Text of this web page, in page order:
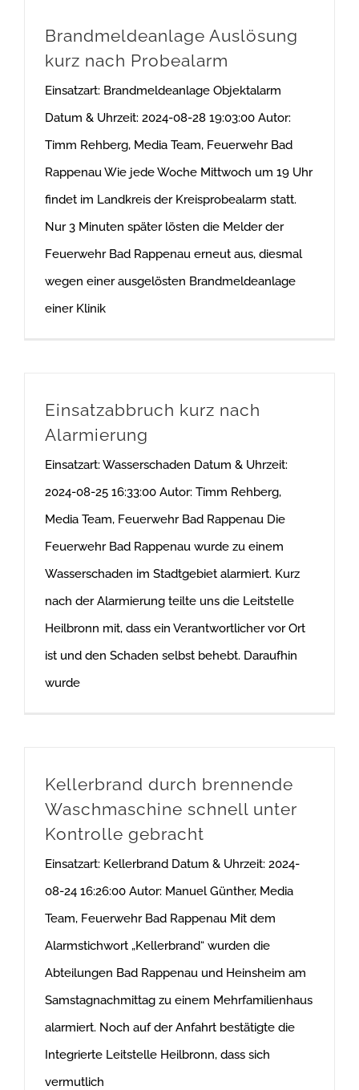
Brandmeldeanlage Auslösung
kurz nach Probealarm
Einsatzart: Brandmeldeanlage Objektalarm
Datum & Uhrzeit: 2024-08-28 19:03:00 Autor:
Timm Rehberg, Media Team, Feuerwehr Bad
Rappenau Wie jede Woche Mittwoch um 19 Uhr
findet im Landkreis der Kreisprobealarm statt.
Nur 3 Minuten später lösten die Melder der
Feuerwehr Bad Rappenau erneut aus, diesmal
wegen einer ausgelösten Brandmeldeanlage
einer Klinik
Einsatzabbruch kurz nach
Alarmierung
Einsatzart: Wasserschaden Datum & Uhrzeit:
2024-08-25 16:33:00 Autor: Timm Rehberg,
Media Team, Feuerwehr Bad Rappenau Die
Feuerwehr Bad Rappenau wurde zu einem
Wasserschaden im Stadtgebiet alarmiert. Kurz
nach der Alarmierung teilte uns die Leitstelle
Heilbronn mit, dass ein Verantwortlicher vor Ort
ist und den Schaden selbst behebt. Daraufhin
wurde
Kellerbrand durch brennende
Waschmaschine schnell unter
Kontrolle gebracht
Einsatzart: Kellerbrand Datum & Uhrzeit: 2024-
08-24 16:26:00 Autor: Manuel Günther, Media
Team, Feuerwehr Bad Rappenau Mit dem
Alarmstichwort „Kellerbrand“ wurden die
Abteilungen Bad Rappenau und Heinsheim am
Samstagnachmittag zu einem Mehrfamilienhaus
alarmiert. Noch auf der Anfahrt bestätigte die
Integrierte Leitstelle Heilbronn, dass sich
vermutlich